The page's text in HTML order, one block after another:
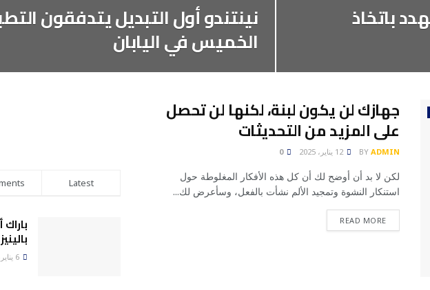
باتخاذ نينتندو أول التبديل يتدفقون
الخميس في اليابان
جهازك لن يكون لبنة، لكنها لن تحصل
على المزيد من التحديثات
BY ADMIN
0
لكن لا بد أن أوضح لك أن كل هذه الأفكار المغلوطة حول
استنكار النشوة وتمجيد الألم نشأت بالفعل، وسأعرض لك...
READ MORE
Latest
باراك